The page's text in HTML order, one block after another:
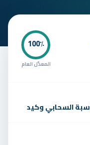
100٪
المعدّل العام
السحابي وكيد